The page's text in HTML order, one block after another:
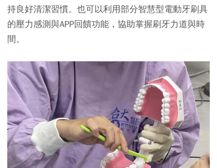
持良好清潔習慣。也可以利用部分智慧型電動牙刷具
的壓力感測與APP回饋功能，協助掌握刷牙力道與時
間。